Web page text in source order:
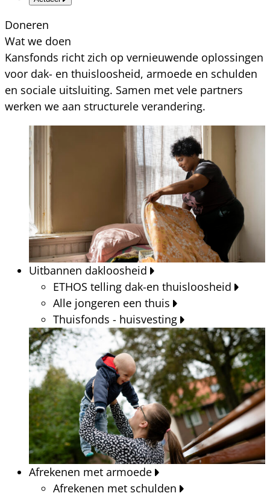
Doneren
Wat we doen
Kansfonds richt zich op vernieuwende oplossingen
voor dak- en thuisloosheid, armoede en schulden
en sociale uitsluiting. Samen met vele partners
werken we aan structurele verandering.
Uitbannen dakloosheid
ETHOS telling dak-en thuisloosheid
Alle jongeren een thuis
Thuisfonds - huisvesting
Afrekenen met armoede
Afrekenen met schulden